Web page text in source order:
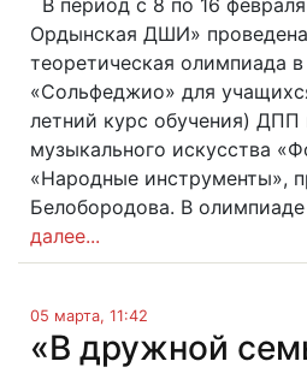
В период с 8 по 16
Ордынская ДШИ»
теоретическая олимпиада
«Сольфеджио» для
летний курс обучения) ДПП
музыкального искусства
«Народные инструменты»,
Белобородова. В
далее...
05 марта, 11:42
«В дружной